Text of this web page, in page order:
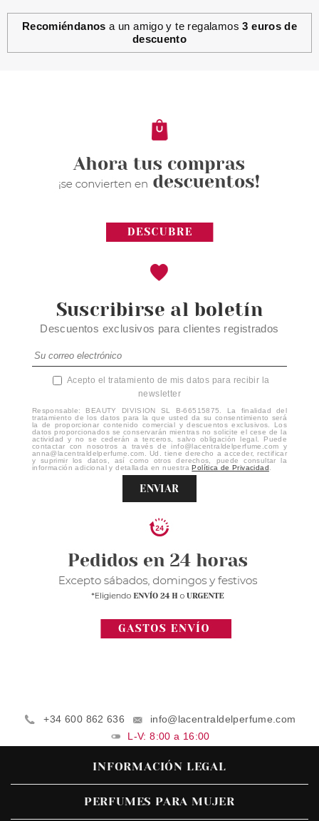
ESSENCE
4.57€
Recomiéndanos a un amigo y te regalamos3 euros de
descuento
Suscribirse al boletín
Descuentos exclusivos para clientes registrados
Acepto el tratamiento de mis datos para recibir la
newsletter
Responsable: BEAUTY DIVISION SL B-66515875. La finalidad del
tratamiento de los datos para la que usted da su consentimiento será
la de proporcionar contenido comercial y descuentos exclusivos. Los
datos proporcionados se conservarán mientras no solicite el cese de la
actividad y no se cederán a terceros, salvo obligación legal. Puede
contactar con nosotros a través de info@lacentraldelperfume.com y
anna@lacentraldelperfume.com. Ud. tiene derecho a acceder, rectificar
y suprimir los datos, así como otros derechos, puede consultar la
información adicional y detallada en nuestraPolítica de Privacidad
ENVIAR
+34 600 862 636
info@lacentraldelperfume.com
L-V: 8:00 a 16:00
INFORMACIÓN LEGAL
PERFUMES PARA MUJER